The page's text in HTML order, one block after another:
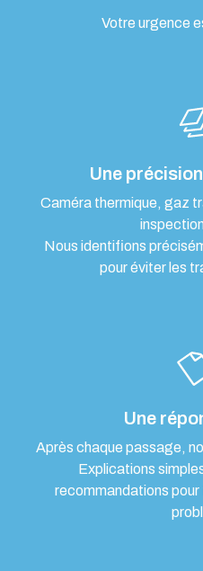
Votre urgence
Une
Caméra thermique, gaz
Nous identifions
pour éviter les
Une
Après chaque passage,
Explications
recommandations